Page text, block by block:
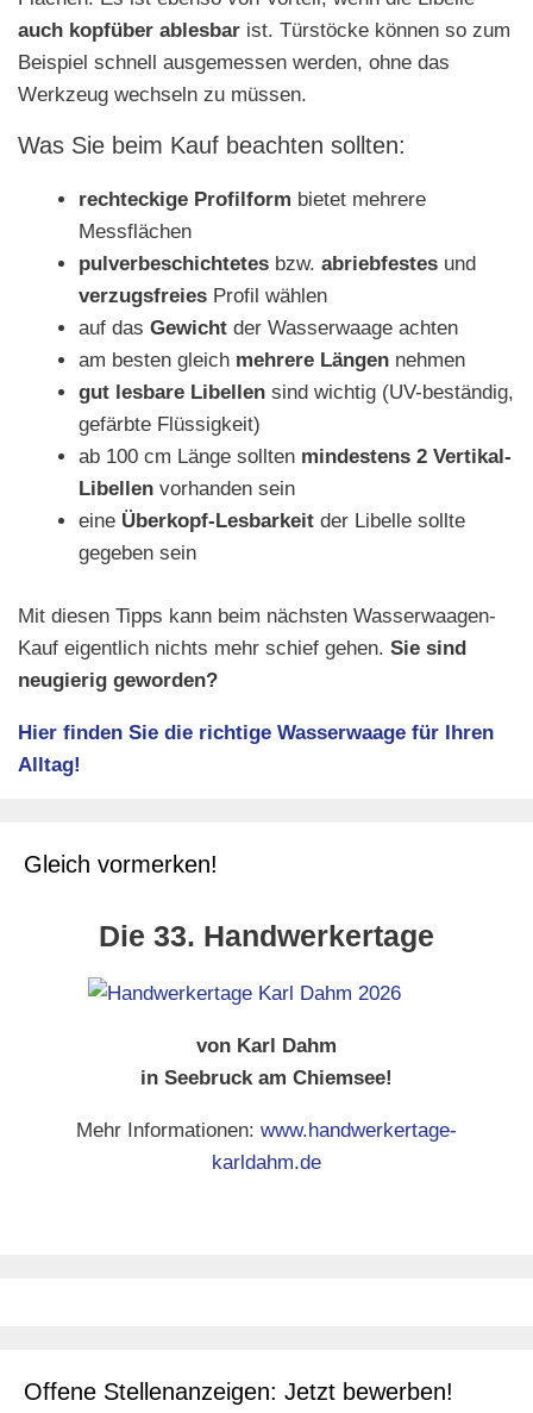
auch kopfüber ablesbar ist. Türstöcke können so zum
Beispiel schnell ausgemessen werden, ohne das
Werkzeug wechseln zu müssen.
Was Sie beim Kauf beachten sollten:
rechteckige Profilform bietet mehrere
Messflächen
pulverbeschichtetes bzw. abriebfestes und
verzugsfreies Profil wählen
auf das Gewicht der Wasserwaage achten
am besten gleich mehrere Längen nehmen
gut lesbare Libellen sind wichtig (UV-beständig,
gefärbte Flüssigkeit)
ab 100 cm Länge sollten mindestens 2 Vertikal-
Libellen vorhanden sein
eine Überkopf-Lesbarkeit der Libelle sollte
gegeben sein
Mit diesen Tipps kann beim nächsten Wasserwaagen-
Kauf eigentlich nichts mehr schief gehen. Sie sind
neugierig geworden?
Hier finden Sie die richtige Wasserwaage für Ihren
Alltag!
Gleich vormerken!
Die 33. Handwerkertage
von Karl Dahm
in Seebruck am Chiemsee!
Mehr Informationen: www.handwerkertage-
karldahm.de
Offene Stellenanzeigen: Jetzt bewerben!